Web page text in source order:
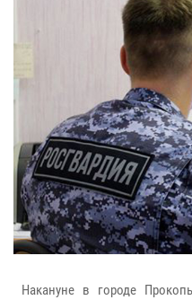
Накануне в городе